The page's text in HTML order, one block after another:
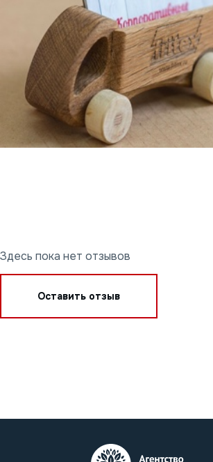
Здесь пока нет отзывов
Оставить отзыв